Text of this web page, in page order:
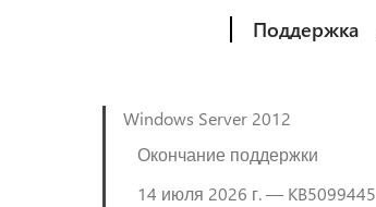
Поддержка
Windows Server 2012
Окончание поддержки
14 июля 2026 г. — KB5099445